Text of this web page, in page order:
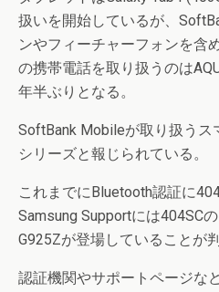
扱いを開始しているが、
ンやフィーチャーフォンを含
の携帯電話を取り扱うのは
年半ぶりとなる。
SoftBank Mobileが取り扱うス
シリーズと報じられている。
これまでにBluetooth認証に
Samsung Supportには404SC
G925Zが登場していることが
認証機関やサポートページな